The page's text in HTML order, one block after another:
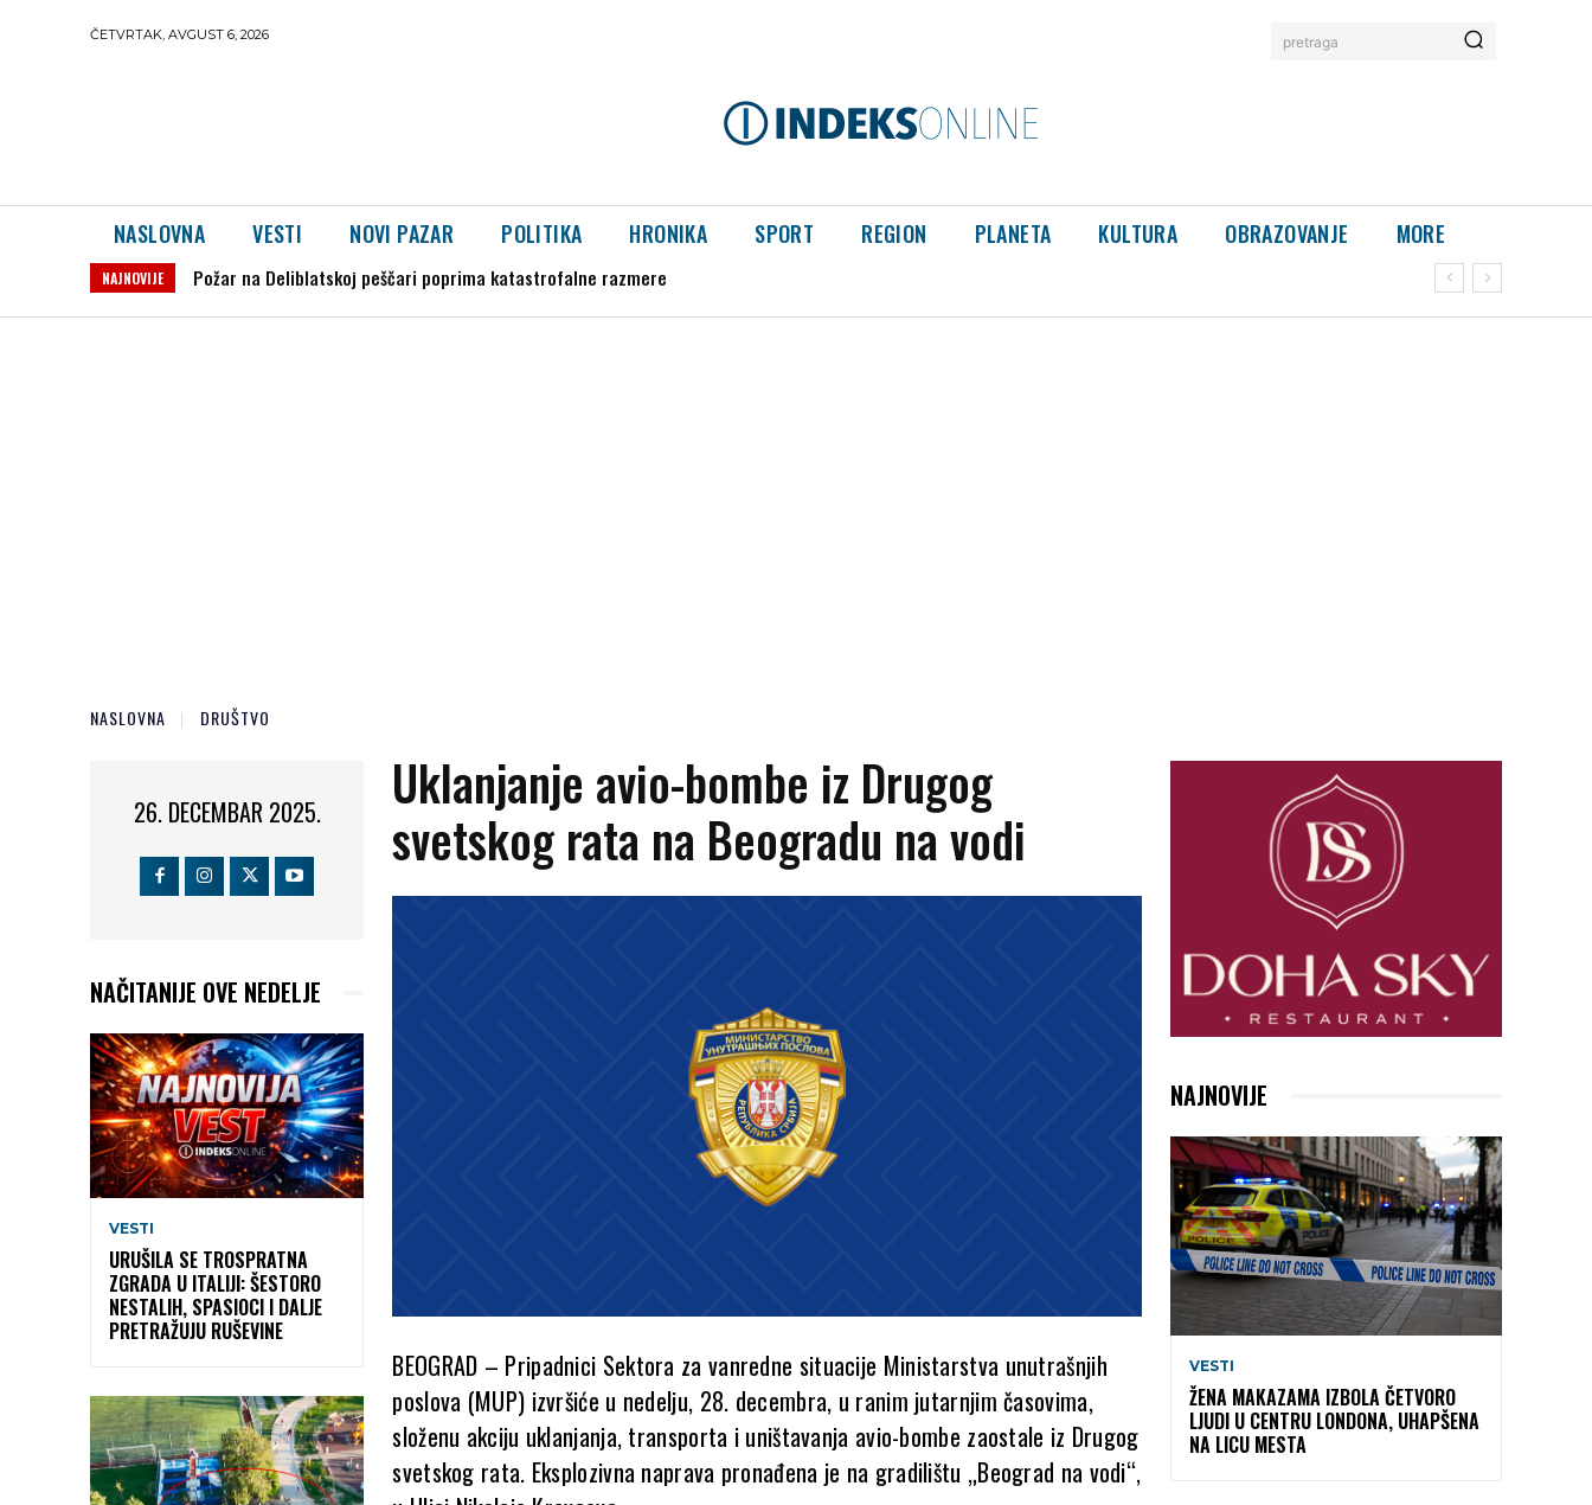
ČETVRTAK, AVGUST 6, 2026 pretraga
NASLOVNA VESTI NOVI PAZAR POLITIKA HRONIKA SPORT REGION PLANETA KULTURA OBRAZOVANJE MORE
NAJNOVIJE Požar na Deliblatskoj peščari poprima katastrofalne razmere
NASLOVNA DRUŠTVO
26. DECEMBAR 2025.
NAČITANIJE OVE NEDELJE
VESTI
URUŠILA SE TROSPRATNA
ZGRADA U ITALIJI: ŠESTORO
NESTALIH, SPASIOCI I DALJE
PRETRAŽUJU RUŠEVINE
Uklanjanje avio-bombe iz Drugog
svetskog rata na Beogradu na vodi
BEOGRAD – Pripadnici Sektora za vanredne situacije Ministarstva unutrašnjih
poslova (MUP) izvršiće u nedelju, 28. decembra, u ranim jutarnjim časovima,
složenu akciju uklanjanja, transporta i uništavanja avio-bombe zaostale iz Drugog
svetskog rata. Eksplozivna naprava pronađena je na gradilištu „Beograd na vodi“,
NAJNOVIJE
VESTI
ŽENA MAKAZAMA IZBOLA ČETVORO
LJUDI U CENTRU LONDONA, UHAPŠENA
NA LICU MESTA